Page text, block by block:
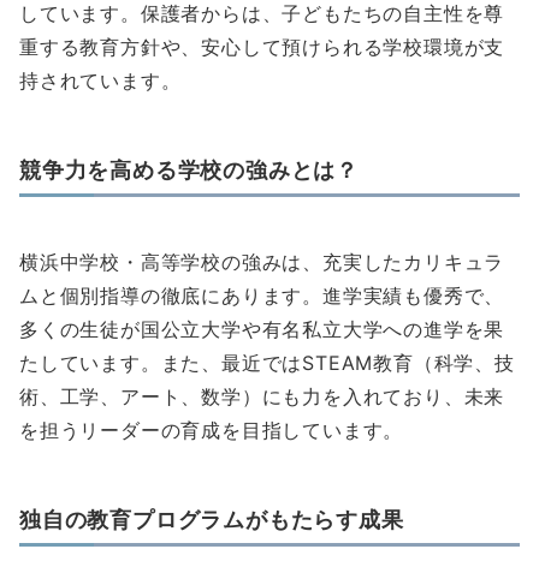
しています。保護者からは、子どもたちの自主性を尊
重する教育方針や、安心して預けられる学校環境が支
持されています。
競争力を高める学校の強みとは？
横浜中学校・高等学校の強みは、充実したカリキュラ
ムと個別指導の徹底にあります。進学実績も優秀で、
多くの生徒が国公立大学や有名私立大学への進学を果
たしています。また、最近ではSTEAM教育（科学、技
術、工学、アート、数学）にも力を入れており、未来
を担うリーダーの育成を目指しています。
独自の教育プログラムがもたらす成果